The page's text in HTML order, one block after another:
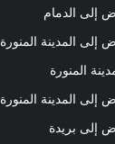
إلى الدمام
إلى المدينة المنورة
المنورة
المدينة المنورة
إلى بريدة